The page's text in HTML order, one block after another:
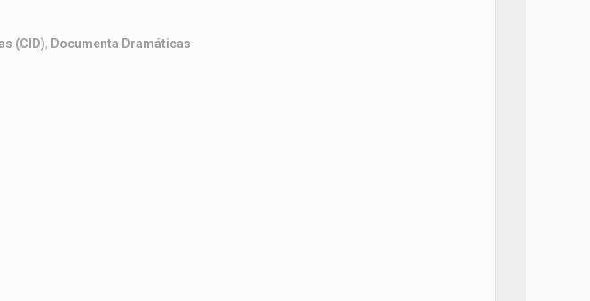
(CID), Documenta Dramáticas